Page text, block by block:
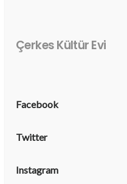
Çerkes Kültür Evi
Facebook
Twitter
Instagram